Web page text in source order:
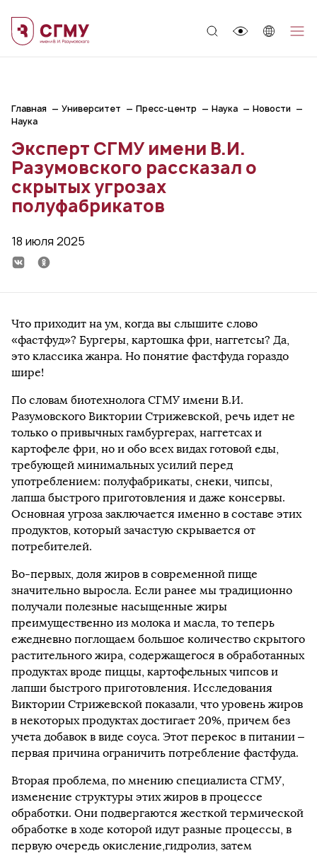
Главная Университет Пресс-центр Наука
Новости
Наука
Эксперт СГМУ имени В.И.
Разумовского рассказал о
скрытых угрозах
полуфабрикатов
18 июля 2025
Что приходит на ум, когда вы слышите слово
«фастфуд»? Бургеры, картошка фри, наггетсы? Да,
это классика жанра. Но понятие фастфуда гораздо
шире!
По словам биотехнолога СГМУ имени В.И.
Разумовского Виктории Стрижевской, речь идет не
только о привычных гамбургерах, наггетсах и
картофеле фри, но и обо всех видах готовой еды,
требующей минимальных усилий перед
употреблением: полуфабрикаты, снеки, чипсы,
лапша быстрого приготовления и даже консервы.
Основная угроза заключается именно в составе этих
продуктов, который зачастую скрывается от
потребителей.
Во-первых, доля жиров в современной пище
значительно выросла. Если ранее мы традиционно
получали полезные насыщенные жиры
преимущественно из молока и масла, то теперь
ежедневно поглощаем большое количество скрытого
растительного жира, содержащегося в обработанных
продуктах вроде пиццы, картофельных чипсов и
лапши быстрого приготовления. Исследования
Виктории Стрижевской показали, что уровень жиров
в некоторых продуктах достигает 20%, причем без
учета добавок в виде соуса. Этот перекос в питании –
первая причина ограничить потребление фастфуда.
Вторая проблема, по мнению специалиста СГМУ,
изменение структуры этих жиров в процессе
обработки. Они подвергаются жесткой термической
обработке в ходе которой идут разные процессы, в
первую очередь окисление,гидролиз, затем